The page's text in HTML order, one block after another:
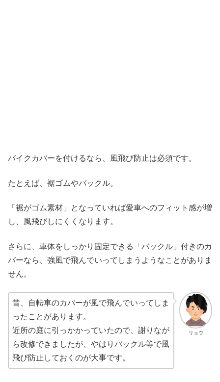
バイクカバーを付けるなら、風飛び防止は必須です。
たとえば、裾ゴムやバックル。
「裾がゴム素材」となっていれば愛車へのフィット感が増
し、風飛びしにくくなります。
さらに、車体をしっかり固定できる「バックル」付きのカ
バーなら、強風で飛んでいってしまうようなことがありま
せん。
リョウ
昔、自転車のカバーが風で飛んでいってしま
ったことがあります。
近所の庭に引っかかっていたので、謝りなが
ら改修できましたが、やはりバックル等で風
飛び防止しておくのが大事です。